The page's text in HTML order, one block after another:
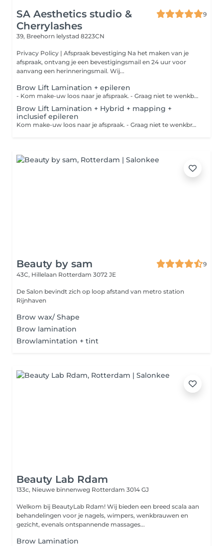
SA Aesthetics studio &
Cherrylashes
9
39, Breehorn lelystad 8223CN
Privacy Policy | Afspraak bevestiging Na het maken van je
afspraak, ontvang je een bevestigingsmail en 24 uur voor
aanvang een herinneringsmail. Wij...
Brow Lift Lamination + epileren
- Kom make-uw loos naar je afspraak. - Graag niet te wenkbrauwen knippen of epileren voor de behandeling, - Wij werken niet op andermans werk.
Brow Lift Lamination + Hybrid + mapping +
inclusief epileren
Kom make-uw loos naar je afspraak. - Graag niet te wenkbrauwen knippen of epileren voor de behandeling, - Wij werken niet op andermans werk.
Beauty by sam
9
43C, Hillelaan Rotterdam 3072 JE
De Salon bevindt zich op loop afstand van metro station
Rijnhaven
Brow wax/ Shape
Brow lamination
Browlamintation + tint
Beauty Lab Rdam
133c, Nieuwe binnenweg Rotterdam 3014 GJ
Welkom bij BeautyLab Rdam! Wij bieden een breed scala aan
behandelingen voor je nagels, wimpers, wenkbrauwen en
gezicht, evenals ontspannende massages...
Brow Lamination